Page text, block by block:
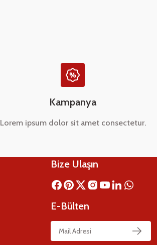
Kampanya
Lorem ipsum dolor sit amet consectetur.
Bize Ulaşın
E-Bülten